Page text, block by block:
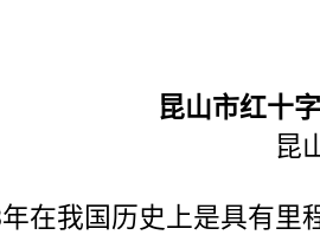
昆山市红十
昆
在我国历史上是具有里